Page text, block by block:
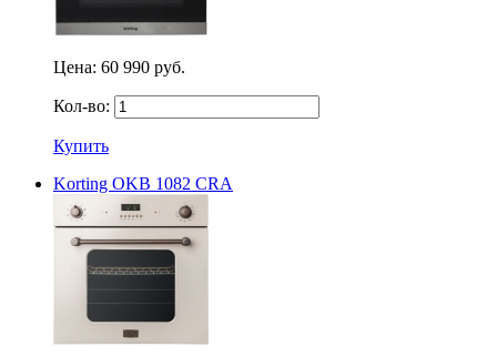
Цена: 60 990 руб.
Кол-во:
Купить
Korting OKB 1082 CRA